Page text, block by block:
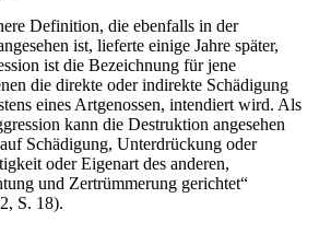
Definition, die ebenfalls in der
ist, lieferte einige Jahre später,
ist die Bezeichnung für jene
die direkte oder indirekte Schädigung
eines Artgenossen, intendiert wird. Als
kann die Destruktion angesehen
Schädigung, Unterdrückung oder
oder Eigenart des anderen,
und Zertrümmerung gerichtet“
S. 18).